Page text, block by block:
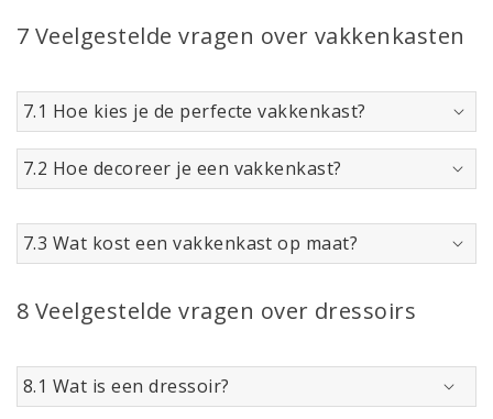
7 Veelgestelde vragen over vakkenkasten
7.1 Hoe kies je de perfecte vakkenkast?
7.2 Hoe decoreer je een vakkenkast?
7.3 Wat kost een vakkenkast op maat?
8 Veelgestelde vragen over dressoirs
8.1 Wat is een dressoir?